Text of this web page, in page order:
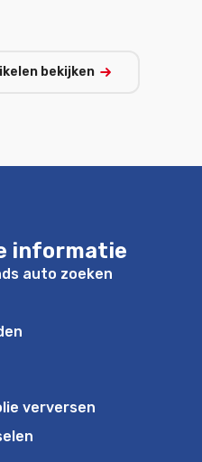
bekijken
informatie
auto zoeken
verversen